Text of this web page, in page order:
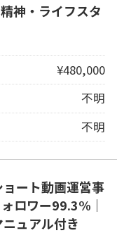
神・ライフスタ
¥480,000
不明
不明
ート動画運営事
ロワー99.3%｜
ュアル付き